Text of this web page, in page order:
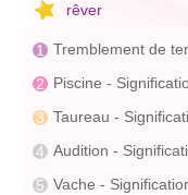
rêver
Piscine -
Taureau -
Audition -
Vache -